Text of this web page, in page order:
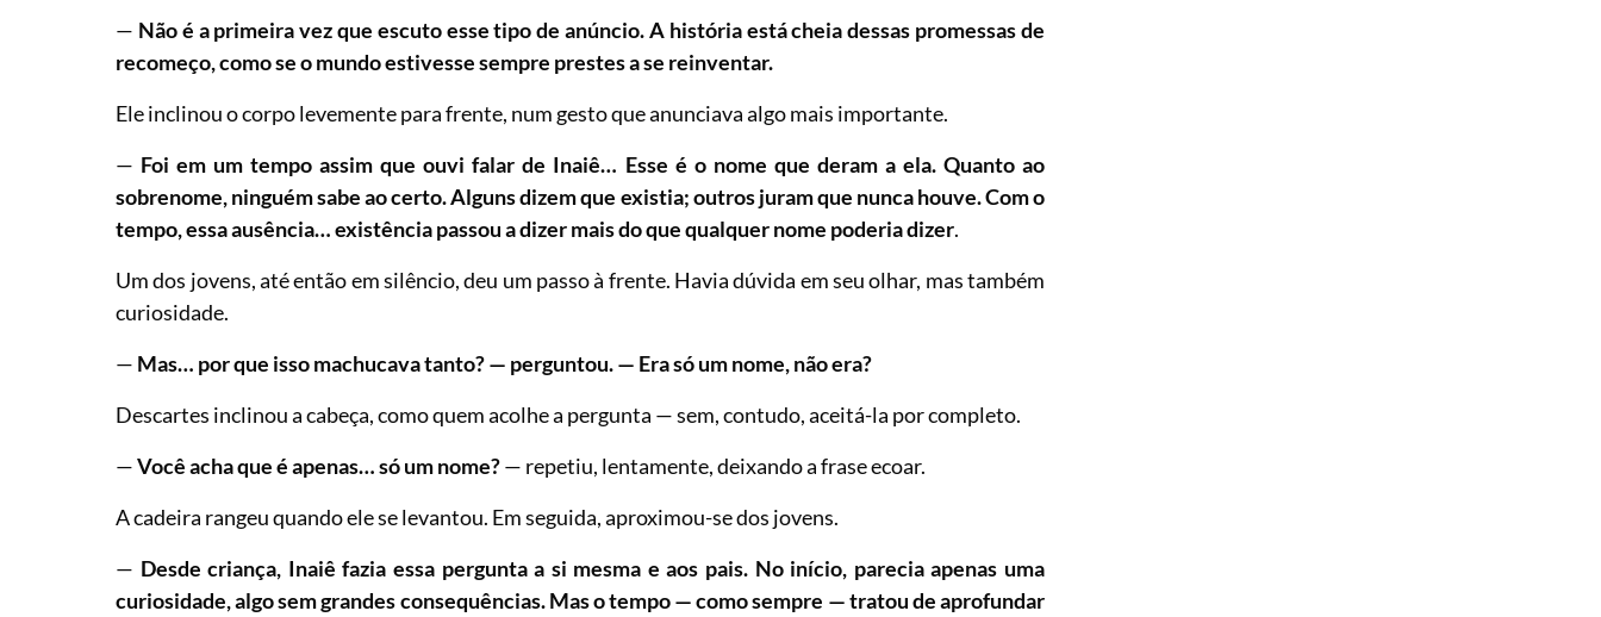
— Não é a primeira vez que escuto esse tipo de anúncio. A história está cheia dessas promessas de
recomeço, como se o mundo estivesse sempre prestes a se reinventar.
Ele inclinou o corpo levemente para frente, num gesto que anunciava algo mais importante.
— Foi em um tempo assim que ouvi falar de Inaiê… Esse é o nome que deram a ela. Quanto ao
sobrenome, ninguém sabe ao certo. Alguns dizem que existia; outros juram que nunca houve. Com o
tempo, essa ausência… existência passou a dizer mais do que qualquer nome poderia dizer.
Um dos jovens, até então em silêncio, deu um passo à frente. Havia dúvida em seu olhar, mas também
curiosidade.
— Mas… por que isso machucava tanto? — perguntou. — Era só um nome, não era?
Descartes inclinou a cabeça, como quem acolhe a pergunta — sem, contudo, aceitá-la por completo.
—Você acha que é apenas… só um nome?— repetiu, lentamente, deixando a frase ecoar.
A cadeira rangeu quando ele se levantou. Em seguida, aproximou-se dos jovens.
— Desde criança, Inaiê fazia essa pergunta a si mesma e aos pais. No início, parecia apenas uma
curiosidade, algo sem grandes consequências. Mas o tempo — como sempre — tratou de aprofundar